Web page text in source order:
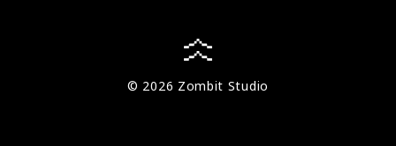
© 2026 Zombit Studio